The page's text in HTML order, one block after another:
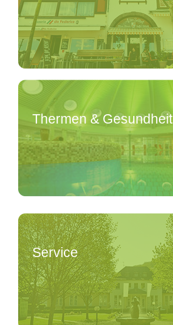
Thermen & Gesundheit
Service